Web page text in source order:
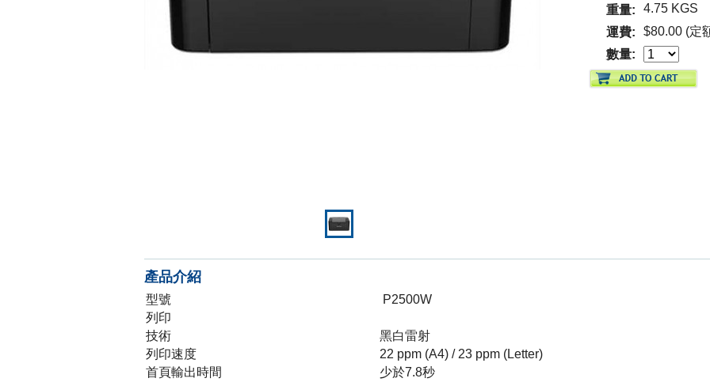
重量:
4.75 KGS
運費:
$80.00 (定
數量:
產品介紹
型號
P2500W
列印
技術
黑白雷射
列印速度
22 ppm (A4) / 23 ppm (Letter)
首頁輸出時間
少於7.8秒